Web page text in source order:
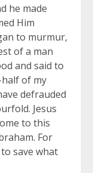
he made
Him
to murmur,
of a man
and said to
of my
defrauded
Jesus
to this
For
save what